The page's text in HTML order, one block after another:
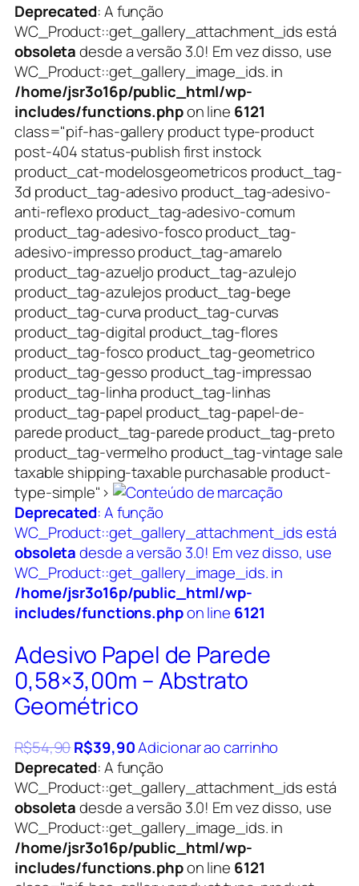
Deprecated: A função
WC_Product::get_gallery_attachment_ids está
obsoletadesde a versão 3.0! Em vez disso, use
WC_Product::get_gallery_image_ids. in
/home/jsr3o16p/public_html/wp-
includes/functions.phpon line 6121
class="pif-has-gallery product type-product
post-404 status-publish first instock
product_cat-modelosgeometricos product_tag-
3d product_tag-adesivo product_tag-adesivo-
anti-reflexo product_tag-adesivo-comum
product_tag-adesivo-fosco product_tag-
adesivo-impresso product_tag-amarelo
product_tag-azueljo product_tag-azulejo
product_tag-azulejos product_tag-bege
product_tag-curva product_tag-curvas
product_tag-digital product_tag-flores
product_tag-fosco product_tag-geometrico
product_tag-gesso product_tag-impressao
product_tag-linha product_tag-linhas
product_tag-papel product_tag-papel-de-
parede product_tag-parede product_tag-preto
product_tag-vermelho product_tag-vintage sale
taxable shipping-taxable purchasable product-
type-simple">
Deprecated: A função
WC_Product::get_gallery_attachment_ids está
obsoletadesde a versão 3.0! Em vez disso, use
WC_Product::get_gallery_image_ids. in
/home/jsr3o16p/public_html/wp-
includes/functions.phpon line 6121
Adesivo Papel de Parede
0,58×3,00m – Abstrato
Geométrico
R$54,90R$39,90Adicionar ao carrinho
Deprecated: A função
WC_Product::get_gallery_attachment_ids está
obsoletadesde a versão 3.0! Em vez disso, use
WC_Product::get_gallery_image_ids. in
/home/jsr3o16p/public_html/wp-
includes/functions.phpon line 6121